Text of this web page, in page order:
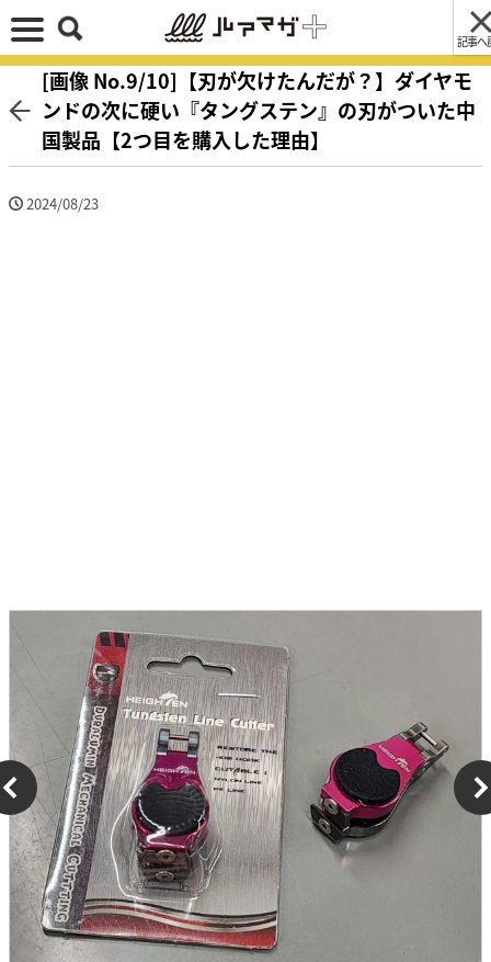
記事へ
[画像 No.9/10]【刃が欠けたんだが？】ダイヤモ
ンドの次に硬い『タングステン』の刃がついた中
国製品【2つ目を購入した理由】
2024/08/23